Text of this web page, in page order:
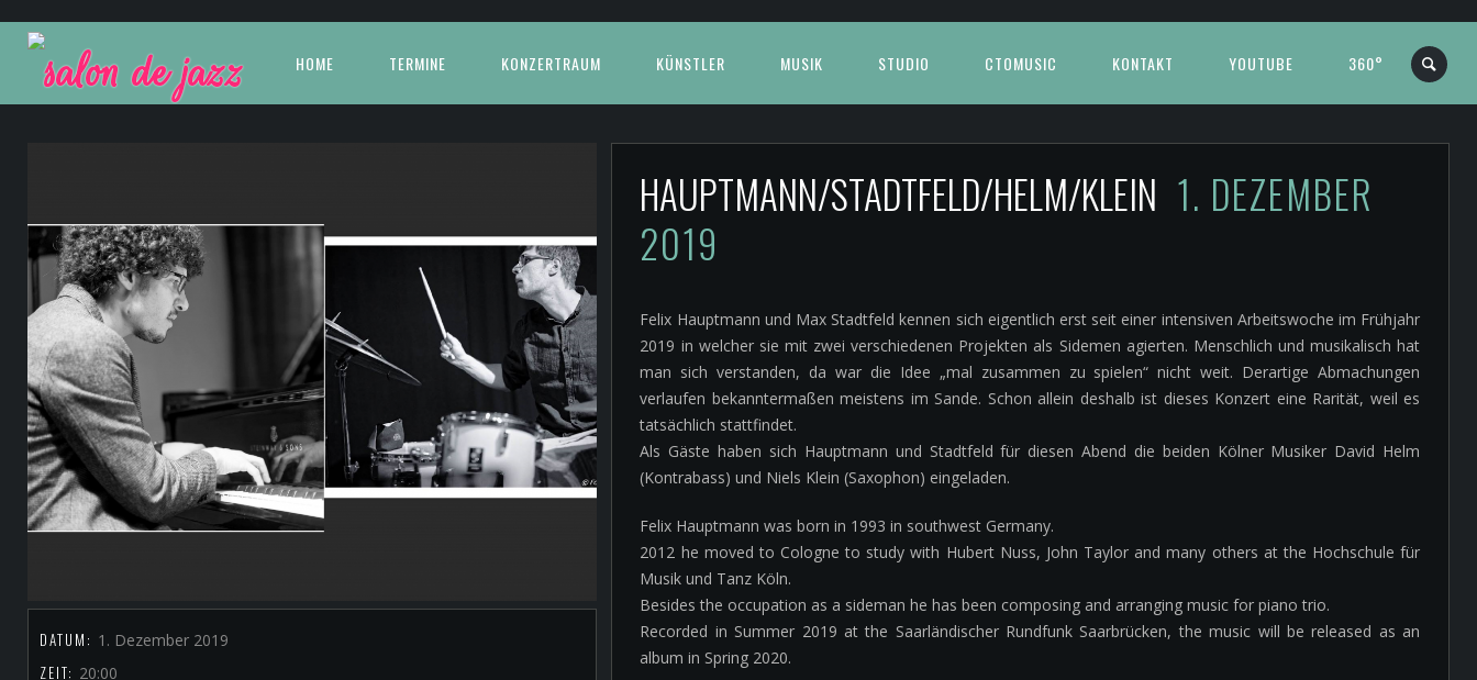
HOME TERMINE KONZERTRAUM KÜNSTLER MUSIK STUDIO CTOMUSIC KONTAKT YOUTUBE 360°
DATUM: 1. Dezember 2019
ZEIT: 20:00
HAUPTMANN/STADTFELD/HELM/KLEIN 1. DEZEMBER
2019
Felix Hauptmann und Max Stadtfeld kennen sich eigentlich erst seit einer intensiven Arbeitswoche im Frühjahr
2019 in welcher sie mit zwei verschiedenen Projekten als Sidemen agierten. Menschlich und musikalisch hat
man sich verstanden, da war die Idee „mal zusammen zu spielen“ nicht weit. Derartige Abmachungen
verlaufen bekanntermaßen meistens im Sande. Schon allein deshalb ist dieses Konzert eine Rarität, weil es
tatsächlich stattfindet.
Als Gäste haben sich Hauptmann und Stadtfeld für diesen Abend die beiden Kölner Musiker David Helm
(Kontrabass) und Niels Klein (Saxophon) eingeladen.
Felix Hauptmann was born in 1993 in southwest Germany.
2012 he moved to Cologne to study with Hubert Nuss, John Taylor and many others at the Hochschule für
Musik und Tanz Köln.
Besides the occupation as a sideman he has been composing and arranging music for piano trio.
Recorded in Summer 2019 at the Saarländischer Rundfunk Saarbrücken, the music will be released as an
album in Spring 2020.